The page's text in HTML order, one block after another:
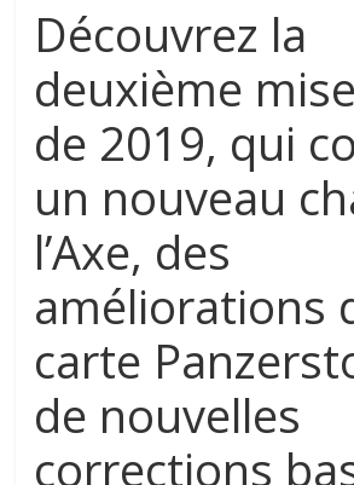
Découvrez la
deuxième
de 2019, qui
un nouveau
l’Axe, des
améliorations
carte
de nouvelles
corrections